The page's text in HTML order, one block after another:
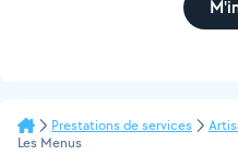
Prestations de services
Les Menus